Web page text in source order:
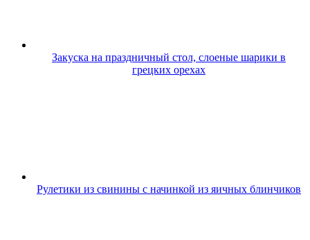
Закуска на праздничный стол, слоеные шарики в
грецких орехах
Рулетики из свинины с начинкой из яичных блинчиков